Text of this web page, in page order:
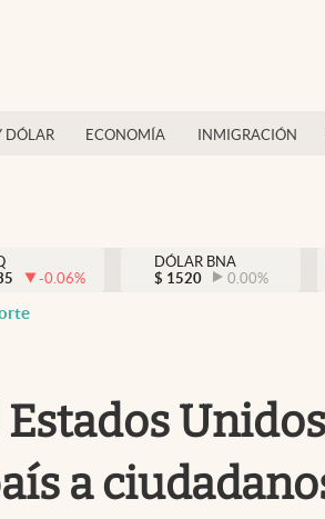
DÓLAR ECONOMÍA INMIGRACIÓN
-0.06%
DÓLAR BNA
$ 1520 0.00%
a